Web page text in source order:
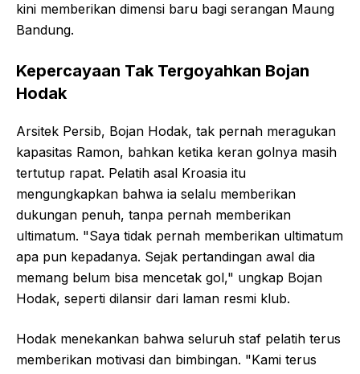
kini memberikan dimensi baru bagi serangan Maung
Bandung.
Kepercayaan Tak Tergoyahkan Bojan
Hodak
Arsitek Persib, Bojan Hodak, tak pernah meragukan
kapasitas Ramon, bahkan ketika keran golnya masih
tertutup rapat. Pelatih asal Kroasia itu
mengungkapkan bahwa ia selalu memberikan
dukungan penuh, tanpa pernah memberikan
ultimatum. "Saya tidak pernah memberikan ultimatum
apa pun kepadanya. Sejak pertandingan awal dia
memang belum bisa mencetak gol," ungkap Bojan
Hodak, seperti dilansir dari laman resmi klub.
Hodak menekankan bahwa seluruh staf pelatih terus
memberikan motivasi dan bimbingan. "Kami terus